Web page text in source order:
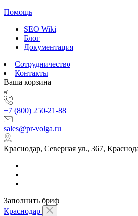
Помощь
SEO Wiki
Блог
Документация
Сотрудничество
Контакты
Ваша корзина
+7 (800) 250-21-88
sales@pr-volga.ru
Краснодар, Северная ул., 367,
Заполнить бриф
Краснодар